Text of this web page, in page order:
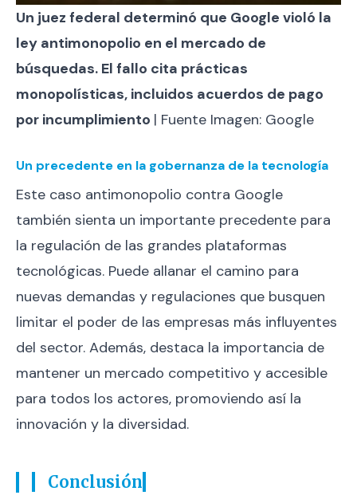
Un juez federal determinó que Google violó la
ley antimonopolio en el mercado de
búsquedas. El fallo cita prácticas
monopolísticas, incluidos acuerdos de pago
por incumplimiento | Fuente Imagen: Google
Un precedente en la gobernanza de la tecnología
Este caso antimonopolio contra Google
también sienta un importante precedente para
la regulación de las grandes plataformas
tecnológicas. Puede allanar el camino para
nuevas demandas y regulaciones que busquen
limitar el poder de las empresas más influyentes
del sector. Además, destaca la importancia de
mantener un mercado competitivo y accesible
para todos los actores, promoviendo así la
innovación y la diversidad.
Conclusión